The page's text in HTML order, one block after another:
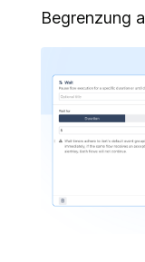
Begrenzung